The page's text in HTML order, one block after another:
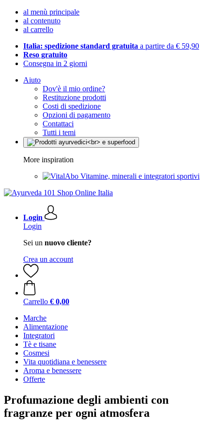
al menù principale
al contenuto
al carrello
Italia: spedizione standard gratuita a partire da € 59,90
Reso gratuito
Consegna in 2 giorni
Aiuto
Dov'è il mio ordine?
Restituzione prodotti
Costi di spedizione
Opzioni di pagamento
Contattaci
Tutti i temi
More inspiration
Vitamine, minerali e integratori sportivi
Login
Login
Sei un nuovo cliente?
Crea un account
Carrello € 0,00
Marche
Alimentazione
Integratori
Tè e tisane
Cosmesi
Vita quotidiana e benessere
Aroma e benessere
Offerte
Profumazione degli ambienti con
fragranze per ogni atmosfera